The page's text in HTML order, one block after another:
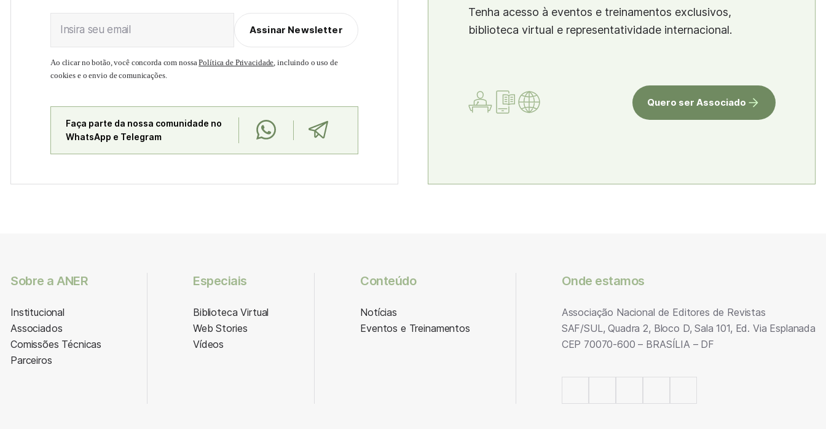
Insira seu email Assinar Newsletter
Ao clicar no botão, você concorda com nossaPolítica de Privacidade, incluindo o uso de
cookies e o envio de comunicações.
Faça parte da nossa comunidade no
WhatsApp e Telegram
Tenha acesso à eventos e treinamentos exclusivos,
biblioteca virtual e representatividade internacional.
Quero ser Associado
Sobre a ANER
Institucional
Associados
Comissões Técnicas
Parceiros
Especiais
Biblioteca Virtual
Web Stories
Vídeos
Conteúdo
Notícias
Eventos e Treinamentos
Onde estamos
Associação Nacional de Editores de Revistas
SAF/SUL, Quadra 2, Bloco D, Sala 101, Ed. Via Esplanada
CEP 70070-600 – BRASÍLIA – DF